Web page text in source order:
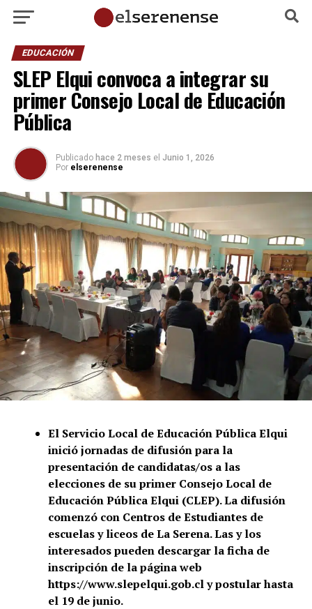
EDUCACIÓN
SLEP Elqui convoca a integrar su
primer Consejo Local de Educación
Pública
Publicado hace 2 meses el Junio 1, 2026
Por elserenense
El Servicio Local de Educación Pública Elqui
inició jornadas de difusión para la
presentación de candidatas/os a las
elecciones de su primer Consejo Local de
Educación Pública Elqui (CLEP). La difusión
comenzó con Centros de Estudiantes de
escuelas y liceos de La Serena. Las y los
interesados pueden descargar la ficha de
inscripción de la página web
https://www.slepelqui.gob.cly postular hasta
el 19 de junio.